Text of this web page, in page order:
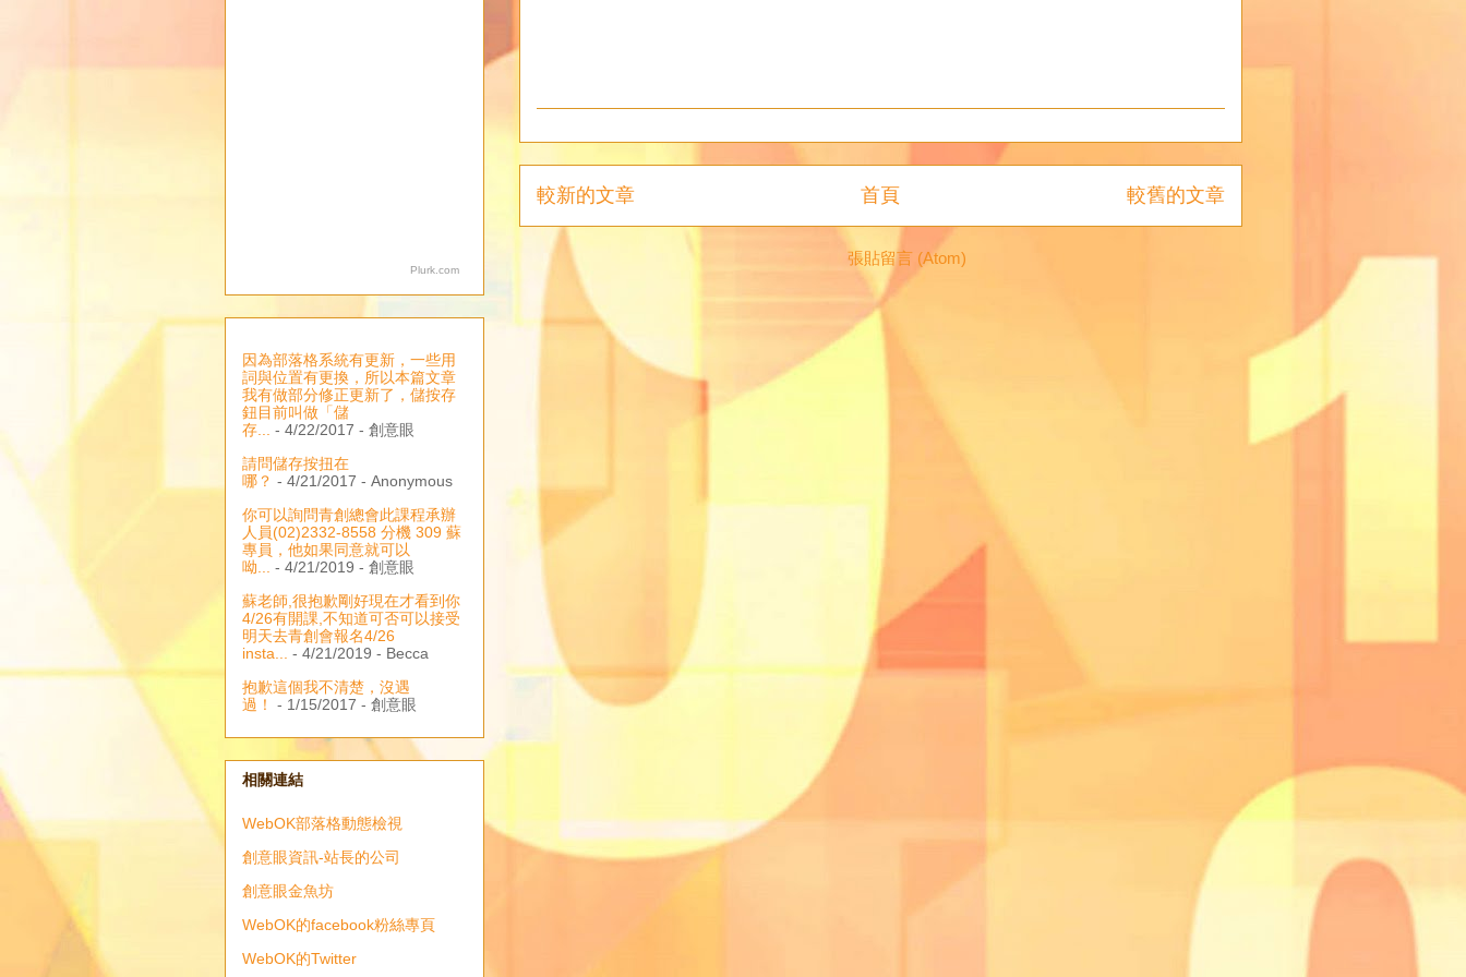
較新的文章 較舊的文章
首頁
張貼留言 (Atom)
Plurk.com
因為部落格系統有更新，一些用
詞與位置有更換，所以本篇文章
我有做部分修正更新了，儲按存
鈕目前叫做「儲
存...
- 4/22/2017 - 創意眼
請問儲存按扭在
哪？ - 4/21/2017 - Anonymous
你可以詢問青創總會此課程承辦
人員(02)2332-8558 分機 309 蘇
專員，他如果同意就可以
呦...
- 4/21/2019 - 創意眼
蘇老師,很抱歉剛好現在才看到你
4/26有開課,不知道可否可以接受
明天去青創會報名4/26
insta...
- 4/21/2019 - Becca
抱歉這個我不清楚，沒遇
過！
- 1/15/2017 - 創意眼
相關連結
WebOK部落格動態檢視
創意眼資訊-站長的公司
創意眼金魚坊
WebOK的facebook粉絲專頁
WebOK的Twitter